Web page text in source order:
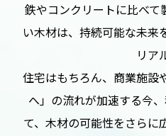
鉄やコンクリートに比べて
い木材は、持続可能な未来
リア
住宅はもちろん、商業施設
へ」の流れが加速する今、
て、木材の可能性をさらに